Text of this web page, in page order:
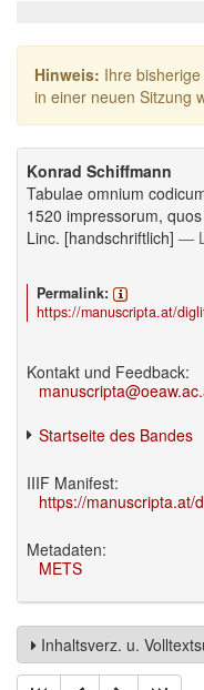
Hinweis: Ihre
in einer neuen Sitzung
Konrad Schiffmann
Tabulae omnium
1520 impressorum,
Linc. [handschriftlich] —
Permalink:
https://manuscripta.at/
Kontakt und Feedback:
Startseite des Bandes
IIIF Manifest:
https://manuscripta.at/
Metadaten:
METS
Inhaltsverz. u.